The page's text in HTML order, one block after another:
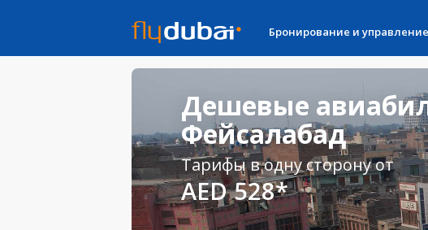
Бронирование и управление
Дешевые
Фейсалабад
Тарифы в одну сторону от
AED 528*